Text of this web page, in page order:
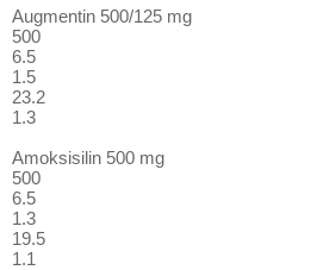
Augmentin 500/125 mg
500
6.5
1.5
23.2
1.3
Amoksisilin 500 mg
500
6.5
1.3
19.5
1.1